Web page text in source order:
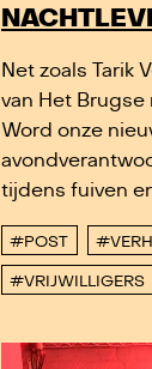
Net zoals Tarik
van Het
Word onze
tijdens fuiven
#POST
#VRIJWILLIGERS